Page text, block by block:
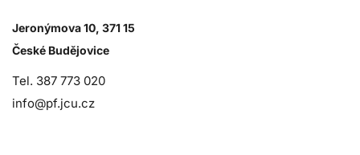
Jeronýmova 10, 371 15
České Budějovice
Tel. 387 773 020
info@pf.jcu.cz